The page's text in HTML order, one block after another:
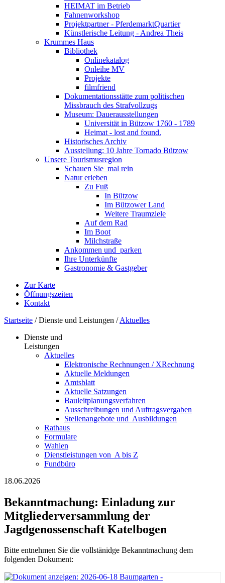
HEIMAT im Betrieb
Fahnenworkshop
Projektpartner - PferdemarktQuartier
Künstlerische Leitung - Andrea Theis
Krummes Haus
Bibliothek
Onlinekatalog
Onleihe MV
Projekte
filmfriend
Dokumentationsstätte zum politischen
Missbrauch des Strafvollzugs
Museum: Dauerausstellungen
Universität in Bützow 1760 - 1789
Heimat - lost and found.
Historisches Archiv
Ausstellung: 10 Jahre Tornado Bützow
Unsere Tourismusregion
Schauen Sie ­ mal rein
Natur erleben
Zu Fuß
In Bützow
Im Bützower Land
Weitere Traumziele
Auf dem Rad
Im Boot
Milchstraße
Ankommen und ­ parken
Ihre Unterkünfte
Gastronomie & Gastgeber
Zur Karte
Öffnungszeiten
Kontakt
Startseite /Dienste und Leistungen /Aktuelles
Dienste und
Leistungen
Aktuelles
Elektronische Rechnungen / XRechnung
Aktuelle Meldungen
Amtsblatt
Aktuelle Satzungen
Bauleitplanungsverfahren
Ausschreibungen und Auftragsvergaben
Stellenangebote und ­­ Ausbildungen
Rathaus
Formulare
Wahlen
Dienst­leistungen ­von ­ ­A bis Z
Fundbüro
18.06.2026
Bekanntmachung: Einladung zur
Mitgliederversammlung der
Jagdgenossenschaft Katelbogen
Bitte entnehmen Sie die vollstänidge Bekanntmachung dem
folgenden Dokument: